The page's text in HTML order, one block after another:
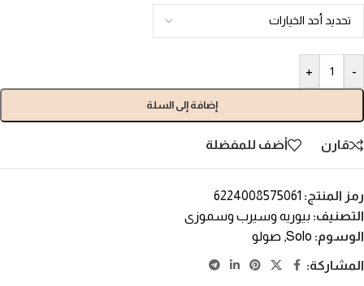
-
+
إضافة إلى السلة
قارن أضف للمفضلة
رمز المنتج: 6224008575061
التصنيف: بيوريه وسيرب وسموزى
الوسوم: Solo
, صولو
المشاركة: